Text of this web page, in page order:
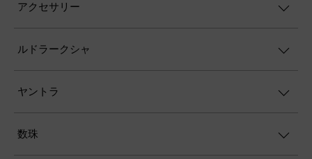
アクセサリー
ルドラークシャ
ヤントラ
数珠